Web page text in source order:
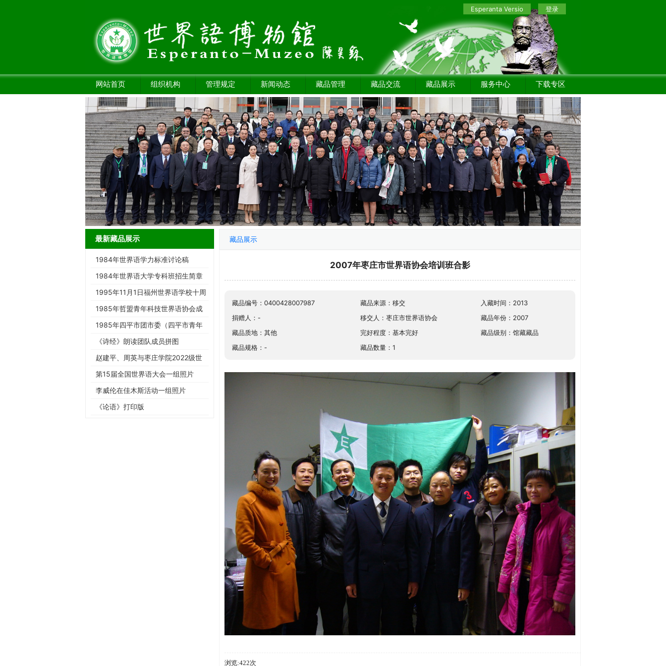
Esperanta Versio 登录
网站首页 组织机构 管理规定 新闻动态 藏品管理 藏品交流 藏品展示 服务中心 下载专区
最新藏品展示
1984年世界语学力标准讨论稿
1984年世界语大学专科班招生简章
1995年11月1日福州世界语学校十周
年庆典请柬
1985年哲盟青年科技世界语协会成
立大会请柬
1985年四平市团市委（四平市青年
世协筹）请柬
《诗经》朗读团队成员拼图
赵建平、周英与枣庄学院2022级世
界语班同学合影留念
第15届全国世界语大会一组照片
李威伦在佳木斯活动一组照片
《论语》打印版
藏品展示
2007年枣庄市世界语协会培训班合影
藏品编号：0400428007987 藏品来源：移交
入藏时间：2013
捐赠人：-
移交人：枣庄市世界语协会
藏品年份：2007
藏品质地：其他
完好程度：基本完好
藏品级别：馆藏藏品
藏品规格：-
藏品数量：1
浏览:422次